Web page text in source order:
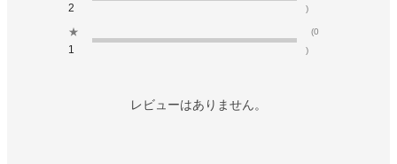
2
)
★
1
(0
)
レビューはありません。